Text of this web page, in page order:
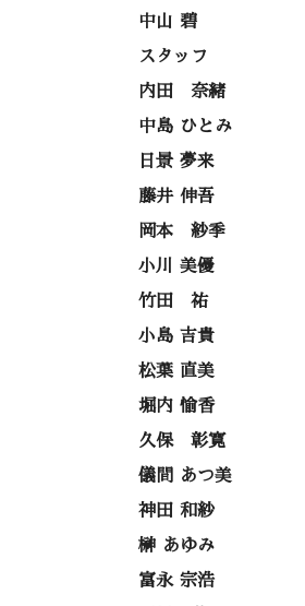
中山 碧
スタッフ
内田 奈緒
中島 ひとみ
日景 夢来
藤井 伸吾
岡本 紗季
小川 美優
竹田 祐
小島 吉貴
松葉 直美
堀内 愉香
久保 彰寛
儀間 あつ美
神田 和紗
榊 あゆみ
富永 宗浩